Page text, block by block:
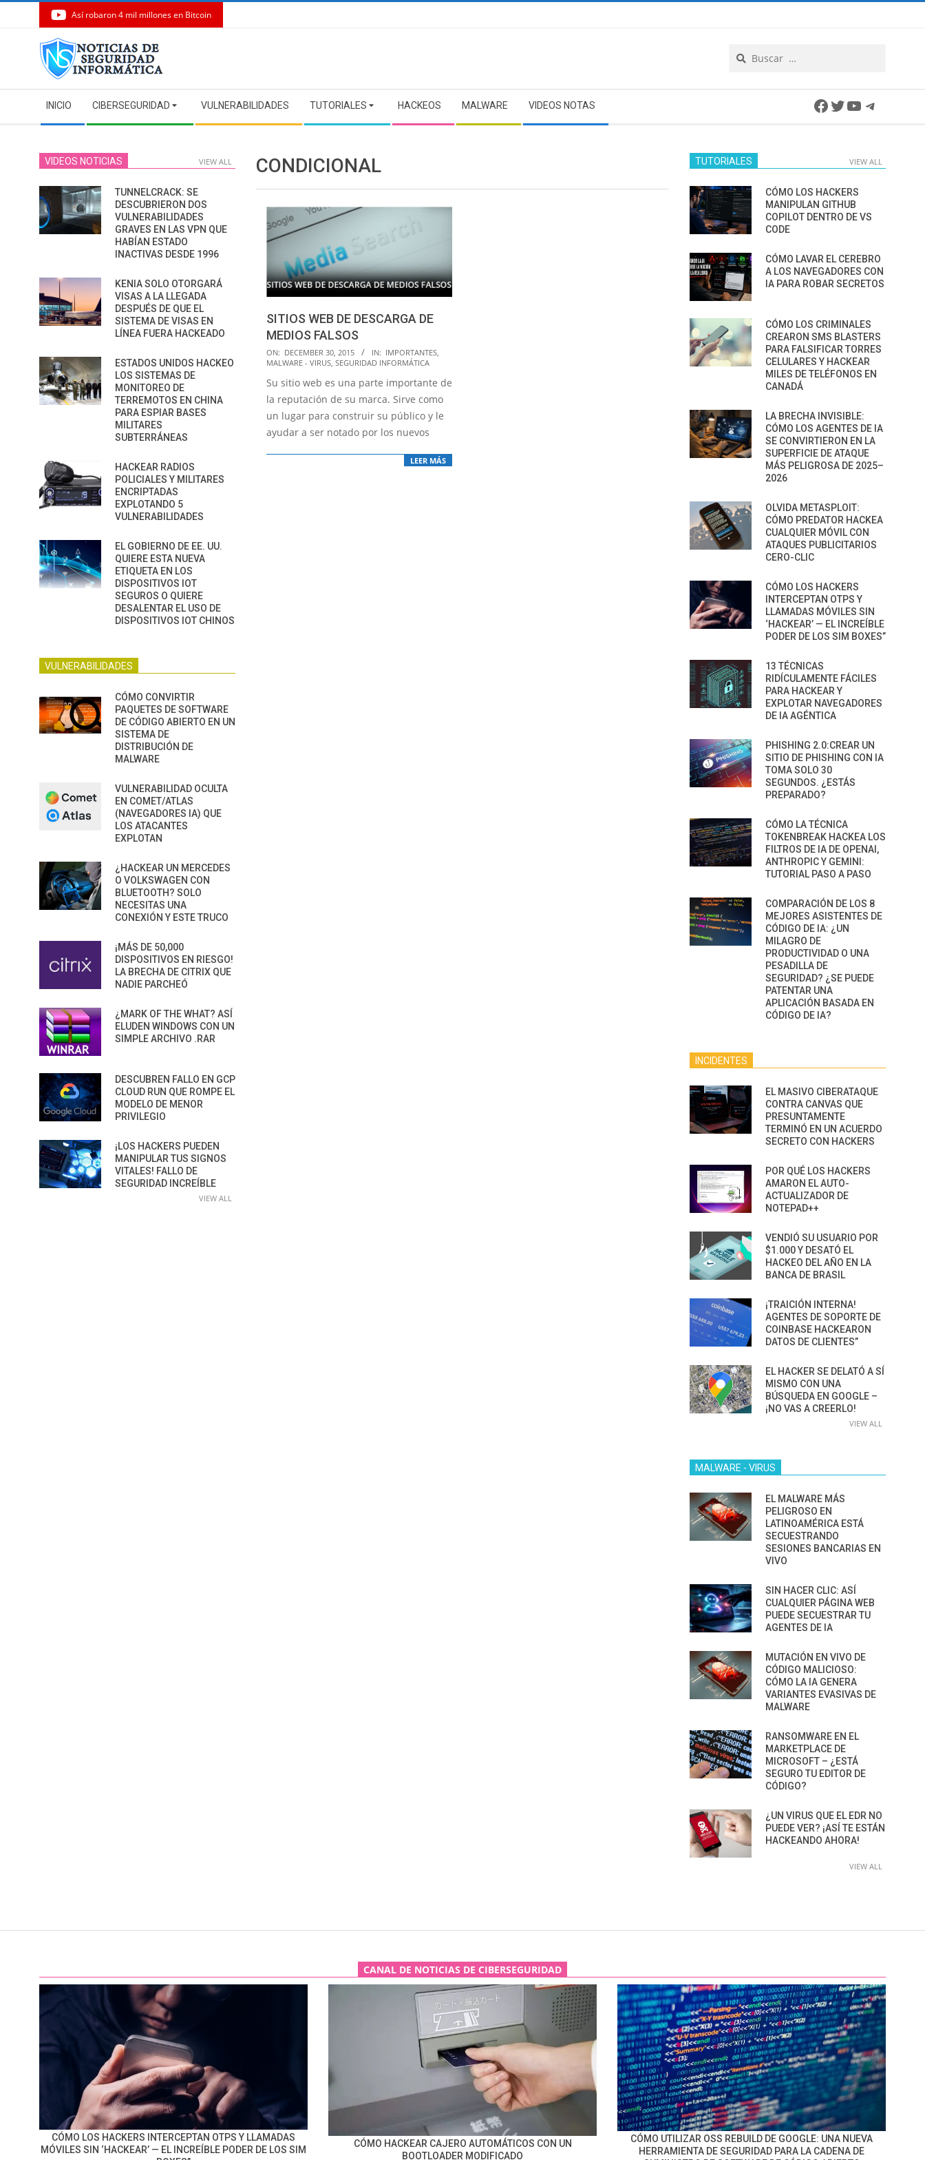
Así robaron 4 mil millones en Bitcoin
Navigation
Menu
INICIO CIBERSEGURIDAD VULNERABILIDADES TUTORIALES HACKEOS MALWARE VIDEOS NOTAS Facebook
Twitter
YouTube
CONDICIONAL
SITIOS WEB DE DESCARGA DE
MEDIOS FALSOS
2015-
12-
30
ON: DECEMBER 30, 2015 IN: IMPORTANTES
MALWARE - VIRUS SEGURIDAD INFORMÁTICA
Su sitio web es una parte importante de
la reputación de su marca. Sirve como
un lugar para construir su público y le
ayudar a ser notado por los nuevos
LEER MÁS
VIDEOS NOTICIAS VIEW ALL
TUNNELCRACK: SE
DESCUBRIERON DOS
VULNERABILIDADES
GRAVES EN LAS VPN QUE
HABÍAN ESTADO
INACTIVAS DESDE 1996
KENIA SOLO OTORGARÁ
VISAS A LA LLEGADA
DESPUÉS DE QUE EL
SISTEMA DE VISAS EN
LÍNEA FUERA HACKEADO
ESTADOS UNIDOS HACKEO
LOS SISTEMAS DE
MONITOREO DE
TERREMOTOS EN CHINA
PARA ESPIAR BASES
MILITARES
SUBTERRÁNEAS
HACKEAR RADIOS
POLICIALES Y MILITARES
ENCRIPTADAS
EXPLOTANDO 5
VULNERABILIDADES
EL GOBIERNO DE EE. UU.
QUIERE ESTA NUEVA
ETIQUETA EN LOS
DISPOSITIVOS IOT
SEGUROS O QUIERE
DESALENTAR EL USO DE
DISPOSITIVOS IOT CHINOS
VULNERABILIDADES
CÓMO CONVIRTIR
PAQUETES DE SOFTWARE
DE CÓDIGO ABIERTO EN UN
SISTEMA DE
DISTRIBUCIÓN DE
MALWARE
VULNERABILIDAD OCULTA
EN COMET/ATLAS
(NAVEGADORES IA) QUE
LOS ATACANTES
EXPLOTAN
¿HACKEAR UN MERCEDES
O VOLKSWAGEN CON
BLUETOOTH? SOLO
NECESITAS UNA
CONEXIÓN Y ESTE TRUCO
¡MÁS DE 50,000
DISPOSITIVOS EN RIESGO!
LA BRECHA DE CITRIX QUE
NADIE PARCHEÓ
¿MARK OF THE WHAT? ASÍ
ELUDEN WINDOWS CON UN
SIMPLE ARCHIVO .RAR
DESCUBREN FALLO EN GCP
CLOUD RUN QUE ROMPE EL
MODELO DE MENOR
PRIVILEGIO
¡LOS HACKERS PUEDEN
MANIPULAR TUS SIGNOS
VITALES! FALLO DE
SEGURIDAD INCREÍBLE
VIEW ALL
TUTORIALES VIEW ALL
CÓMO LOS HACKERS
MANIPULAN GITHUB
COPILOT DENTRO DE VS
CODE
CÓMO LAVAR EL CEREBRO
A LOS NAVEGADORES CON
IA PARA ROBAR SECRETOS
CÓMO LOS CRIMINALES
CREARON SMS BLASTERS
PARA FALSIFICAR TORRES
CELULARES Y HACKEAR
MILES DE TELÉFONOS EN
CANADÁ
LA BRECHA INVISIBLE:
CÓMO LOS AGENTES DE IA
SE CONVIRTIERON EN LA
SUPERFICIE DE ATAQUE
MÁS PELIGROSA DE 2025–
2026
OLVIDA METASPLOIT:
CÓMO PREDATOR HACKEA
CUALQUIER MÓVIL CON
ATAQUES PUBLICITARIOS
CERO-CLIC
CÓMO LOS HACKERS
INTERCEPTAN OTPS Y
LLAMADAS MÓVILES SIN
‘HACKEAR’ — EL INCREÍBLE
PODER DE LOS SIM BOXES”
13 TÉCNICAS
RIDÍCULAMENTE FÁCILES
PARA HACKEAR Y
EXPLOTAR NAVEGADORES
DE IA AGÉNTICA
PHISHING 2.0:CREAR UN
SITIO DE PHISHING CON IA
TOMA SOLO 30
SEGUNDOS. ¿ESTÁS
PREPARADO?
CÓMO LA TÉCNICA
TOKENBREAK HACKEA LOS
FILTROS DE IA DE OPENAI,
ANTHROPIC Y GEMINI:
TUTORIAL PASO A PASO
COMPARACIÓN DE LOS 8
MEJORES ASISTENTES DE
CÓDIGO DE IA: ¿UN
MILAGRO DE
PRODUCTIVIDAD O UNA
PESADILLA DE
SEGURIDAD? ¿SE PUEDE
PATENTAR UNA
APLICACIÓN BASADA EN
CÓDIGO DE IA?
INCIDENTES
EL MASIVO CIBERATAQUE
CONTRA CANVAS QUE
PRESUNTAMENTE
TERMINÓ EN UN ACUERDO
SECRETO CON HACKERS
POR QUÉ LOS HACKERS
AMARON EL AUTO-
ACTUALIZADOR DE
NOTEPAD++
VENDIÓ SU USUARIO POR
$1.000 Y DESATÓ EL
HACKEO DEL AÑO EN LA
BANCA DE BRASIL
¡TRAICIÓN INTERNA!
AGENTES DE SOPORTE DE
COINBASE HACKEARON
DATOS DE CLIENTES”
EL HACKER SE DELATÓ A SÍ
MISMO CON UNA
BÚSQUEDA EN GOOGLE –
¡NO VAS A CREERLO!
VIEW ALL
MALWARE - VIRUS
EL MALWARE MÁS
PELIGROSO EN
LATINOAMÉRICA ESTÁ
SECUESTRANDO
SESIONES BANCARIAS EN
VIVO
SIN HACER CLIC: ASÍ
CUALQUIER PÁGINA WEB
PUEDE SECUESTRAR TU
AGENTES DE IA
MUTACIÓN EN VIVO DE
CÓDIGO MALICIOSO:
CÓMO LA IA GENERA
VARIANTES EVASIVAS DE
MALWARE
RANSOMWARE EN EL
MARKETPLACE DE
MICROSOFT – ¿ESTÁ
SEGURO TU EDITOR DE
CÓDIGO?
¿UN VIRUS QUE EL EDR NO
PUEDE VER? ¡ASÍ TE ESTÁN
HACKEANDO AHORA!
VIEW ALL
CANAL DE NOTICIAS DE CIBERSEGURIDAD
CÓMO LOS HACKERS INTERCEPTAN OTPS Y LLAMADAS
MÓVILES SIN ‘HACKEAR’ — EL INCREÍBLE PODER DE LOS SIM
CÓMO HACKEAR CAJERO AUTOMÁTICOS CON UN
BOOTLOADER MODIFICADO
CÓMO UTILIZAR OSS REBUILD DE GOOGLE: UNA NUEVA
HERRAMIENTA DE SEGURIDAD PARA LA CADENA DE